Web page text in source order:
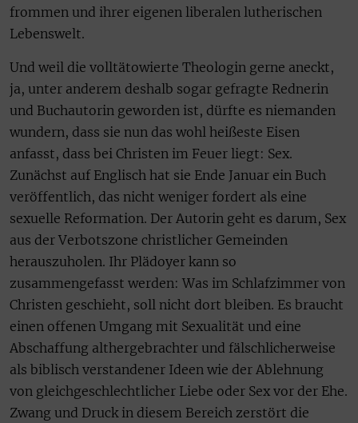
frommen und ihrer eigenen liberalen lutherischen
Lebenswelt.
Und weil die volltätowierte Theologin gerne aneckt,
ja, unter anderem deshalb sogar gefragte Rednerin
und Buchautorin geworden ist, dürfte es niemanden
wundern, dass sie nun das wohl heißeste Eisen
anfasst, dass bei Christen im Feuer liegt: Sex.
Zunächst auf Englisch hat sie Ende Januar ein Buch
veröffentlich, das nicht weniger fordert als eine
sexuelle Reformation. Der Autorin geht es darum, Sex
aus der Verbotszone christlicher Gemeinden
herauszuholen. Ihr Plädoyer kann so
zusammengefasst werden: Was im Schlafzimmer von
Christen geschieht, soll nicht dort bleiben. Es braucht
einen offenen Umgang mit Sexualität und eine
Abschaffung althergebrachter und fälschlicherweise
als biblisch verstandener Ideen wie der Ablehnung
von gleichgeschlechtlicher Liebe oder Sex vor der Ehe.
Zwang und Druck in diesem Bereich zerstört die